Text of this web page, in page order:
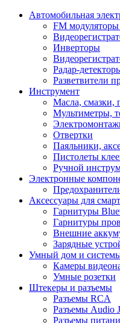
Автомобильная
FM
Инверторы
Радар-
Разветвители
Инструмент
Масла, смазки,
Мультиметры,
Отвертки
Паяльники,
Пистолеты
Ручной
Электронные
Аксессуары для
Гарнитуры
Гарнитуры
Внешние
Зарядные
Умный дом и системы
Камеры
Умные розетки
Штекеры и разъемы
Разъемы RCA
Разъемы Audio
Разъемы